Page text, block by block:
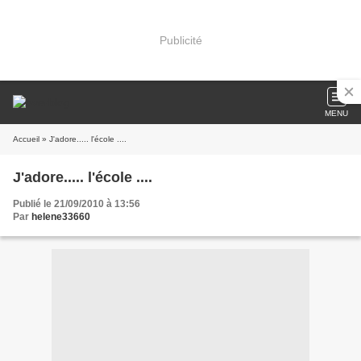
Publicité
MENU
Accueil » J'adore..... l'école ....
J'adore..... l'école ....
Publié le 21/09/2010 à 13:56
Par helene33660